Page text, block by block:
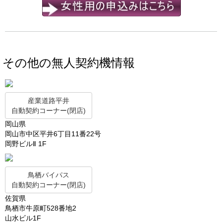
その他の無人契約機情報
産業道路平井
自動契約コーナー(閉店)
岡山県
岡山市中区平井6丁目11番22号
岡野ビルⅡ 1F
鳥栖バイパス
自動契約コーナー(閉店)
佐賀県
鳥栖市牛原町528番地2
山水ビル1F